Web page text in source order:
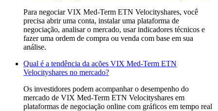
Para negociar VIX Med-Term ETN Velocityshares, você
precisa abrir uma conta, instalar uma plataforma de
negociação, analisar o mercado, usar indicadores técnicos e
fazer uma ordem de compra ou venda com base em sua
análise.
Qual é a tendência da ações VIX Med-Term ETN
Velocityshares no mercado?
Os investidores podem acompanhar o desempenho do
mercado de VIX Med-Term ETN Velocityshares em
plataformas de negociação online com gráficos em tempo real